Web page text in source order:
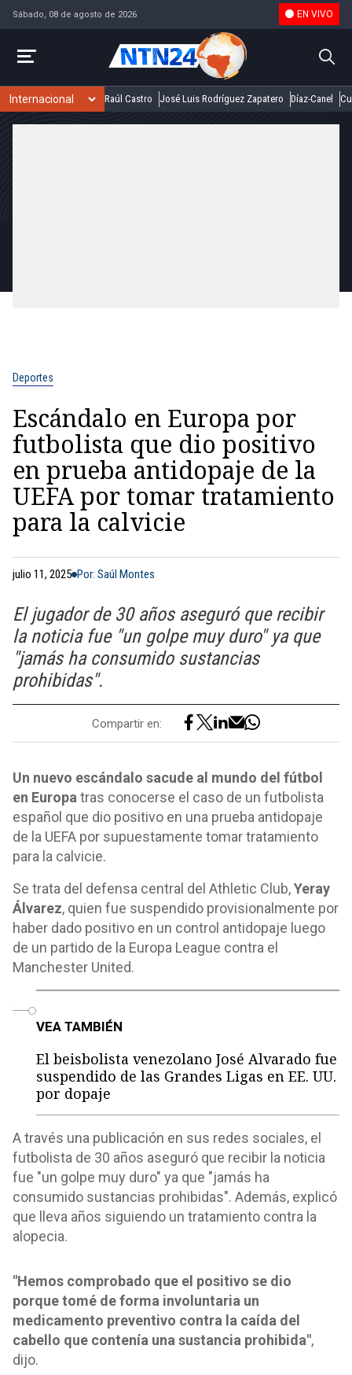
Sábado, 08 de agosto de 2026 EN VIVO
Raúl Castro José Luis Rodríguez Zapatero Díaz-Canel
Deportes
Escándalo en Europa por
futbolista que dio positivo
en prueba antidopaje de la
UEFA por tomar tratamiento
para la calvicie
julio 11, 2025 Por: Saúl Montes
El jugador de 30 años aseguró que recibir
la noticia fue "un golpe muy duro" ya que
"jamás ha consumido sustancias
prohibidas".
Compartir en:
Un nuevo escándalo sacude al mundo del fútbol
en Europa tras conocerse el caso de un futbolista
español que dio positivo en una prueba antidopaje
de la UEFA por supuestamente tomar tratamiento
para la calvicie.
Se trata del defensa central del Athletic Club,Yeray
Álvarez, quien fue suspendido provisionalmente por
haber dado positivo en un control antidopaje luego
de un partido de la Europa League contra el
Manchester United.
VEA TAMBIÉN
El beisbolista venezolano José Alvarado fue
suspendido de las Grandes Ligas en EE. UU.
por dopaje
A través una publicación en sus redes sociales, el
futbolista de 30 años aseguró que recibir la noticia
fue "un golpe muy duro" ya que "jamás ha
consumido sustancias prohibidas". Además, explicó
que lleva años siguiendo un tratamiento contra la
alopecia.
"Hemos comprobado que el positivo se dio
porque tomé de forma involuntaria un
medicamento preventivo contra la caída del
cabello que contenía una sustancia prohibida",
dijo.